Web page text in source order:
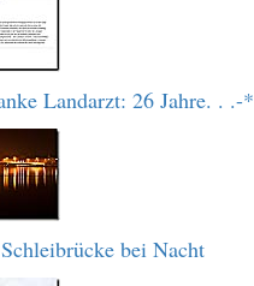
Landarzt: 26 Jahre. . .-*
bei Nacht